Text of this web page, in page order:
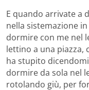
E quando arrivate a
nella sistemazione
dormire con me nel
lettino a una piazza,
ha stupito
dormire da sola nel
rotolando giù, per